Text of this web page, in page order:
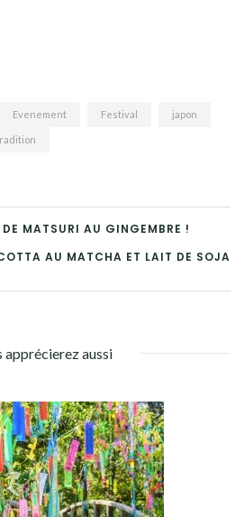
Evenement Festival japon
MATSURI AU GINGEMBRE !
AU MATCHA ET LAIT DE SOJA
apprécierez aussi